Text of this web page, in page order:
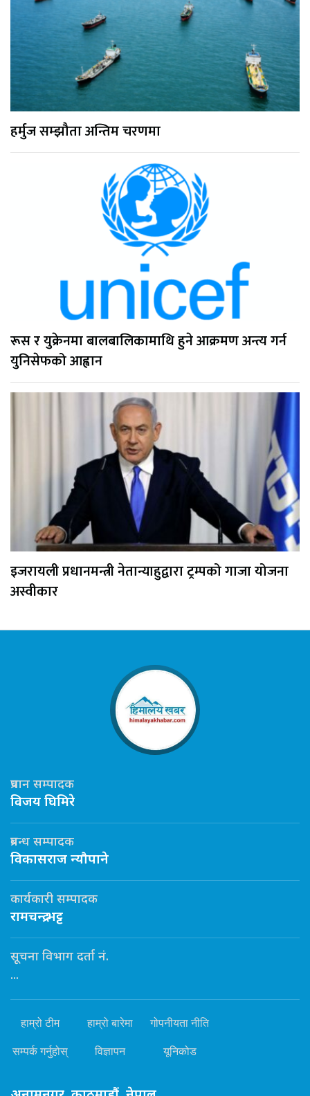
हर्मुज सम्झौता अन्तिम चरणमा
रूस र युक्रेनमा बालबालिकामाथि हुने आक्रमण अन्त्य गर्न
युनिसेफको आह्वान
इजरायली प्रधानमन्त्री नेतान्याहुद्वारा ट्रम्पको गाजा योजना
अस्वीकार
प्रधान सम्पादक
विजय घिमिरे
प्रबन्ध सम्पादक
विकासराज न्यौपाने
कार्यकारी सम्पादक
रामचन्द्र भट्ट
सूचना विभाग दर्ता नं.
...
हाम्रो टीम हाम्रो बारेमा गोपनीयता नीति
सम्पर्क गर्नुहोस् विज्ञापन यूनिकोड